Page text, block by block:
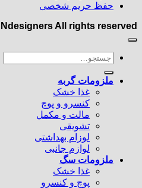
حفظ حریم شخصی
Ndesigners All rights reserved
جستجو
ملزومات گربه
غذا خشک
کنسرو و پوچ
مالت و مکمل
تشویقی
لوزام بهداشتی
لوازم جانبی
ملزومات سگ
غذا خشک
پوچ و کنسرو